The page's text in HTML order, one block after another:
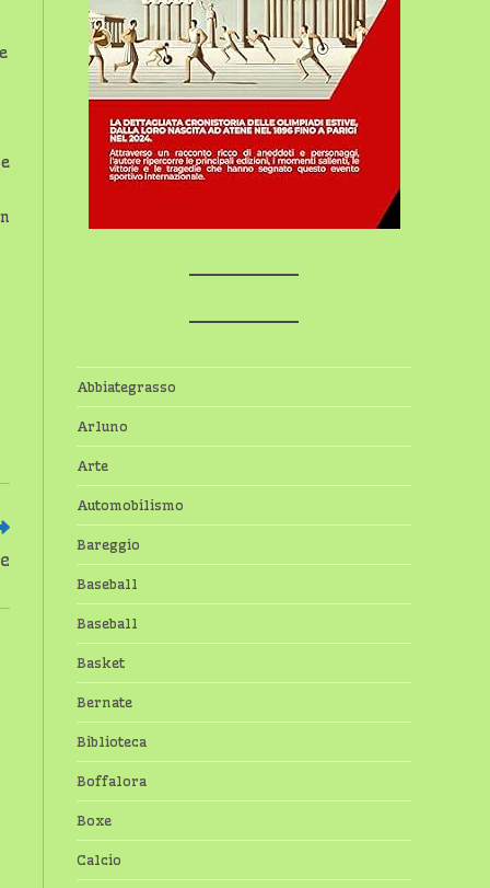
Abbiategrasso
Arluno
Arte
Automobilismo
Bareggio
Baseball
Baseball
Basket
Bernate
Biblioteca
Boffalora
Boxe
Calcio